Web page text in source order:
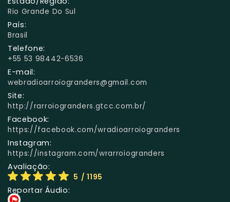
Rio Grande Do Sul
País:
Brasil
Telefone:
+55 53 98442-6536
E-mail:
webradioarroiogranders@gmail.com
Site:
http://rarroiogranders.gtcc.com.br/
Facebook:
https://facebook.com/wradioarroiogranders
Instagram:
https://instagram.com/wrarroiogranders
Avaliação:
5 / 1195
Reportar Áudio: